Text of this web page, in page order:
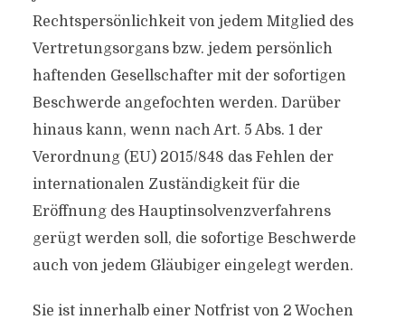
Rechtspersönlichkeit von jedem Mitglied des
Vertretungsorgans bzw. jedem persönlich
haftenden Gesellschafter mit der sofortigen
Beschwerde angefochten werden. Darüber
hinaus kann, wenn nach Art. 5 Abs. 1 der
Verordnung (EU) 2015/848 das Fehlen der
internationalen Zuständigkeit für die
Eröffnung des Hauptinsolvenzverfahrens
gerügt werden soll, die sofortige Beschwerde
auch von jedem Gläubiger eingelegt werden.
Sie ist innerhalb einer Notfrist von 2 Wochen